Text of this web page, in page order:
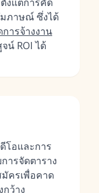
มภาษณ์ ซึ่งได้
ารจ้างงาน
น์ ROI ได้
โอและการ
ารจัดตาราง
ครเพื่อคาด
ว้าง